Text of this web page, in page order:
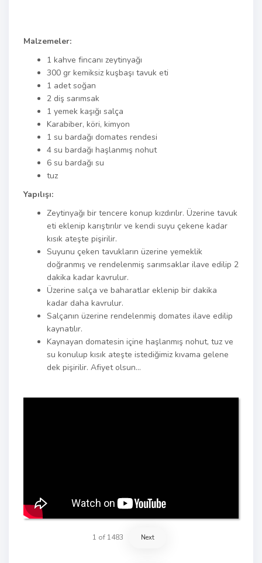
Malzemeler:
1 kahve fincanı zeytinyağı
300 gr kemiksiz kuşbaşı tavuk eti
1 adet soğan
2 diş sarımsak
1 yemek kaşığı salça
Karabiber, köri, kimyon
1 su bardağı domates rendesi
4 su bardağı haşlanmış nohut
6 su bardağı su
tuz
Yapılışı:
Zeytinyağı bir tencere konup kızdırılır. Üzerine tavuk
eti eklenip karıştırılır ve kendi suyu çekene kadar
kısık ateşte pişirilir.
Suyunu çeken tavukların üzerine yemeklik
doğranmış ve rendelenmiş sarımsaklar ilave edilip 2
dakika kadar kavrulur.
Üzerine salça ve baharatlar eklenip bir dakika
kadar daha kavrulur.
Salçanın üzerine rendelenmiş domates ilave edilip
kaynatılır.
Kaynayan domatesin içine haşlanmış nohut, tuz ve
su konulup kısık ateşte istediğimiz kıvama gelene
dek pişirilir. Afiyet olsun…
1 of 1483 Next